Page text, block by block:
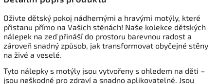
Oživte dětský pokoj nádhernými a hravými motýly, které
přistanu přímo na Vašich stěnách! Naše kolekce dětských
nálepek na zeď přináší do prostoru barevnou radost a
zároveň snadný způsob, jak transformovat obyčejné stěny
na živé a veselé.
Tyto nálepky s motýly jsou vytvořeny s ohledem na děti –
jsou neškodné pro zdraví a snadno aplikovatelné. Jsou